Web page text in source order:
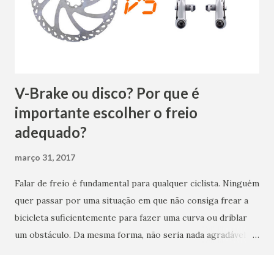
vai oferecer? Quem é o seu público-alvo? Existem
concorrentes? Quais? Quanto espera crescer no primeiro
ano? Quanto de Capital vai necessitar para abrir a l...
V-Brake ou disco? Por que é
importante escolher o freio
adequado?
março 31, 2017
Falar de freio é fundamental para qualquer ciclista. Ninguém
quer passar por uma situação em que não consiga frear a
bicicleta suficientemente para fazer uma curva ou driblar
um obstáculo. Da mesma forma, não seria nada agradável